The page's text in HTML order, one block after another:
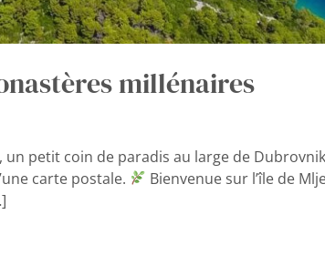
millénaires
un petit coin de paradis au large de
carte postale.
Bienvenue sur l’île de